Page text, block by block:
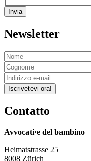
Invia
Newsletter
Iscrivetevi ora!
Contatto
Avvocati·e del bambino
Heimatstrasse 25
8008 Zürich